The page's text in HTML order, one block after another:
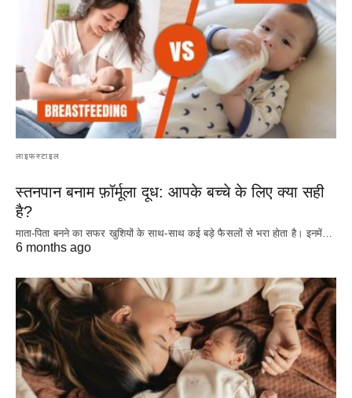
लाइफस्टाइल
स्तनपान बनाम फ़ॉर्मूला दूध: आपके बच्चे के लिए क्या सही
है?
माता-पिता बनने का सफर खुशियों के साथ-साथ कई बड़े फैसलों से भरा होता है। इनमें…
6 months ago